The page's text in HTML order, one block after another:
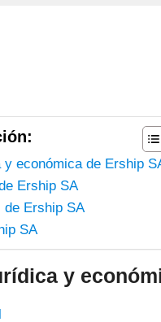
económica de Ership
Ership SA
de Ership SA
SA
y